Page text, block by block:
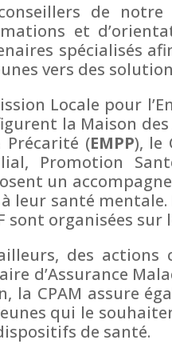
de
et
spécialisés
vers des
Locale pour
la Maison des
Précarité (EMPP), le
Promotion
un
leur santé mentale.
sont organisées sur
des actions
d’Assurance
la CPAM assure
qui le
de santé.